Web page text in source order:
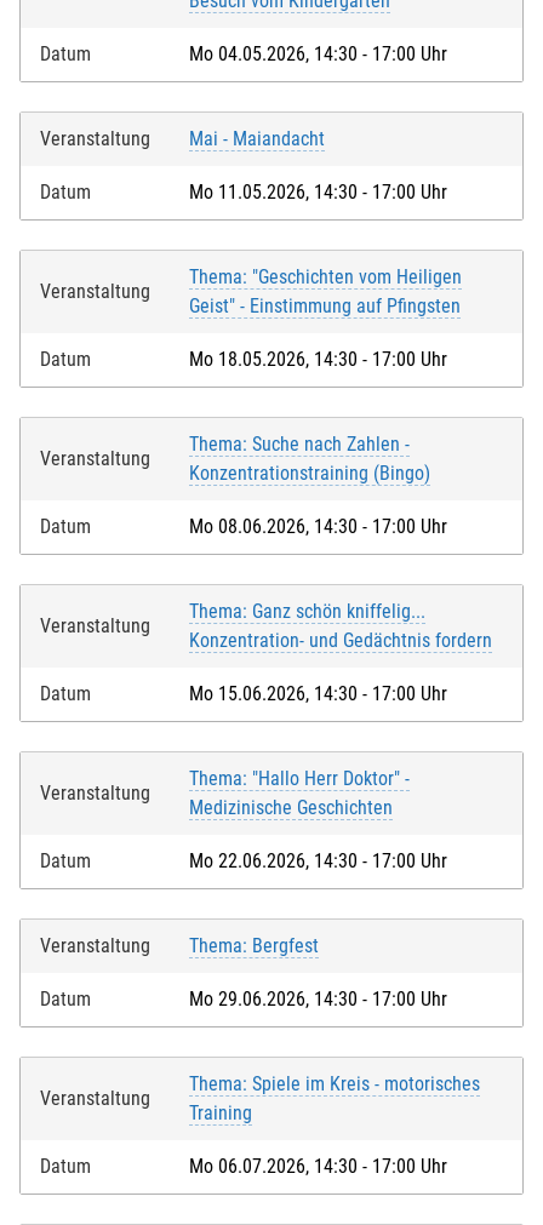
Datum Mo 04.05.2026, 14:30 - 17:00 Uhr
Veranstaltung Mai - Maiandacht
Datum Mo 11.05.2026, 14:30 - 17:00 Uhr
Veranstaltung
Thema: "Geschichten vom Heiligen
Geist" - Einstimmung auf Pfingsten
Datum Mo 18.05.2026, 14:30 - 17:00 Uhr
Veranstaltung
Thema: Suche nach Zahlen -
Konzentrationstraining (Bingo)
Datum Mo 08.06.2026, 14:30 - 17:00 Uhr
Veranstaltung
Thema: Ganz schön kniffelig...
Konzentration- und Gedächtnis fordern
Datum Mo 15.06.2026, 14:30 - 17:00 Uhr
Veranstaltung
Thema: "Hallo Herr Doktor" -
Medizinische Geschichten
Datum Mo 22.06.2026, 14:30 - 17:00 Uhr
Veranstaltung Thema: Bergfest
Datum Mo 29.06.2026, 14:30 - 17:00 Uhr
Veranstaltung
Thema: Spiele im Kreis - motorisches
Training
Datum Mo 06.07.2026, 14:30 - 17:00 Uhr